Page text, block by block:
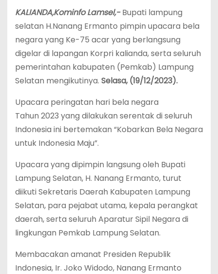
KALIANDA,Kominfo Lamsel,-Bupati lampung
selatan H.Nanang Ermanto pimpin upacara bela
negara yang Ke-75 acar yang berlangsung
digelar di lapangan Korpri kalianda, serta seluruh
pemerintahan kabupaten (Pemkab) Lampung
Selatan mengikutinya. Selasa, (19/12/2023).
Upacara peringatan hari bela negara
Tahun 2023 yang dilakukan serentak di seluruh
Indonesia ini bertemakan “Kobarkan Bela Negara
untuk Indonesia Maju”.
Upacara yang dipimpin langsung oleh Bupati
Lampung Selatan, H. Nanang Ermanto, turut
diikuti Sekretaris Daerah Kabupaten Lampung
Selatan, para pejabat utama, kepala perangkat
daerah, serta seluruh Aparatur Sipil Negara di
lingkungan Pemkab Lampung Selatan.
Membacakan amanat Presiden Republik
Indonesia, Ir. Joko Widodo, Nanang Ermanto